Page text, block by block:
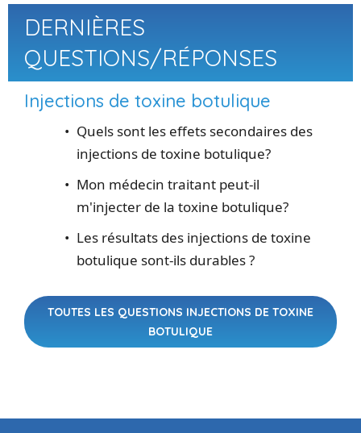
DERNIÈRES
QUESTIONS/RÉPONSES
Injections de toxine botulique
Quels sont les effets secondaires des
injections de toxine botulique?
Mon médecin traitant peut-il
m'injecter de la toxine botulique?
Les résultats des injections de toxine
botulique sont-ils durables ?
TOUTES LES QUESTIONS INJECTIONS DE TOXINE
BOTULIQUE